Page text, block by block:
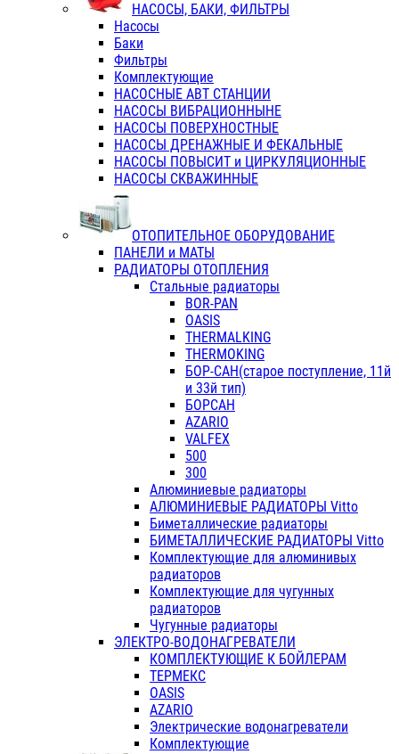
НАСОСЫ, БАКИ, ФИЛЬТРЫ
Насосы
Баки
Фильтры
Комплектующие
НАСОСНЫЕ АВТ СТАНЦИИ
НАСОСЫ ВИБРАЦИОННЫНЕ
НАСОСЫ ПОВЕРХНОСТНЫЕ
НАСОСЫ ДРЕНАЖНЫЕ И ФЕКАЛЬНЫЕ
НАСОСЫ ПОВЫСИТ и ЦИРКУЛЯЦИОННЫЕ
НАСОСЫ СКВАЖИННЫЕ
ОТОПИТЕЛЬНОЕ ОБОРУДОВАНИЕ
ПАНЕЛИ и МАТЫ
РАДИАТОРЫ ОТОПЛЕНИЯ
Стальные радиаторы
BOR-PAN
OASIS
THERMALKING
THERMOKING
БОР-САН(старое поступление, 11й
и 33й тип)
БОРСАН
AZARIO
VALFEX
500
300
Алюминиевые радиаторы
АЛЮМИНИЕВЫЕ РАДИАТОРЫ Vitto
Биметаллические радиаторы
БИМЕТАЛЛИЧЕСКИЕ РАДИАТОРЫ Vitto
Комплектующие для алюминивых
радиаторов
Комплектующие для чугунных
радиаторов
Чугунные радиаторы
ЭЛЕКТРО-ВОДОНАГРЕВАТЕЛИ
КОМПЛЕКТУЮЩИЕ К БОЙЛЕРАМ
ТЕРМЕКС
OASIS
AZARIO
Электрические водонагреватели
Комплектующие